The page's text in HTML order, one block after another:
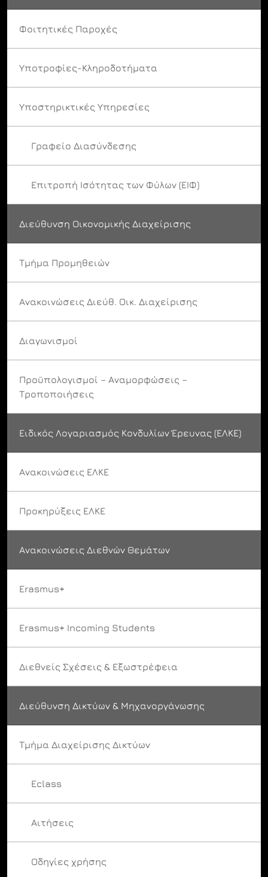
Φοιτητικές Παροχές
Υποτροφίες-Κληροδοτήματα
Υποστηρικτικές Υπηρεσίες
Γραφείο Διασύνδεσης
Επιτροπή Ισότητας των Φύλων (ΕΙΦ)
Διεύθυνση Οικονομικής Διαχείρισης
Τμήμα Προμηθειών
Ανακοινώσεις Διεύθ. Οικ. Διαχείρισης
Διαγωνισμοί
Προϋπολογισμοί – Αναμορφώσεις –
Τροποποιήσεις
Ειδικός Λογαριασμός Κονδυλίων Έρευνας (ΕΛΚΕ)
Ανακοινώσεις ΕΛΚΕ
Προκηρύξεις ΕΛΚΕ
Ανακοινώσεις Διεθνών Θεμάτων
Erasmus+
Erasmus+ Incoming Students
Διεθνείς Σχέσεις & Εξωστρέφεια
Διεύθυνση Δικτύων & Μηχανοργάνωσης
Τμήμα Διαχείρισης Δικτύων
Eclass
Αιτήσεις
Οδηγίες χρήσης